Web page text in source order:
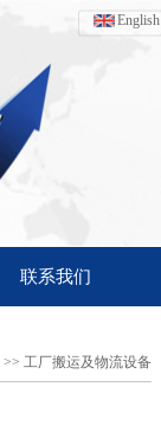
English
联系我们
>> 工厂搬运及物流设备